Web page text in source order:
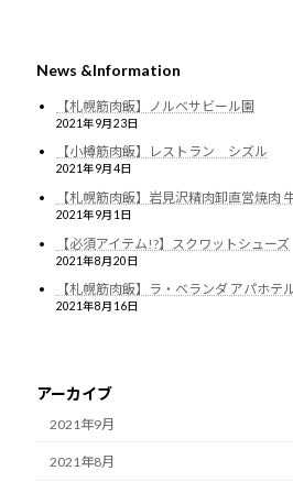
News &Information
【札幌筋肉飯】ノルベサビール園
2021年9月23日
【小樽筋肉飯】レストラン シズル
2021年9月4日
【札幌筋肉飯】岩見沢精肉卸直営焼肉
2021年9月1日
【必須アイテム!?】スクワットシューズ
2021年8月20日
【札幌筋肉飯】ラ・ベランダ アパホテ
2021年8月16日
アーカイブ
2021年9月
2021年8月